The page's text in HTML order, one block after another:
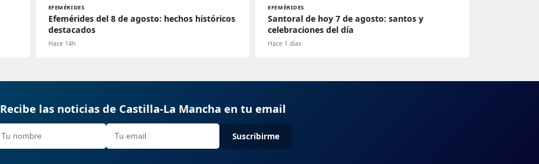
EFEMÉRIDES
Efemérides del 8 de agosto: hechos históricos
destacados
Hace 14h
EFEMÉRIDES
Santoral de hoy 7 de agosto: santos y
celebraciones del día
Hace 1 días
Recibe las noticias de Castilla-La Mancha en tu email
Suscribirme